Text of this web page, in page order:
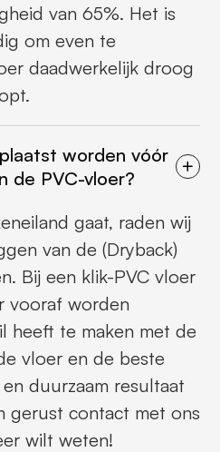
van 65%. Het is
om even te
daadwerkelijk droog
worden vóór
de PVC-vloer?
gaat, raden wij
van de (Dryback)
Bij een klik-PVC vloer
vooraf worden
heeft te maken met de
vloer en de beste
duurzaam resultaat
gerust contact met ons
wilt weten!